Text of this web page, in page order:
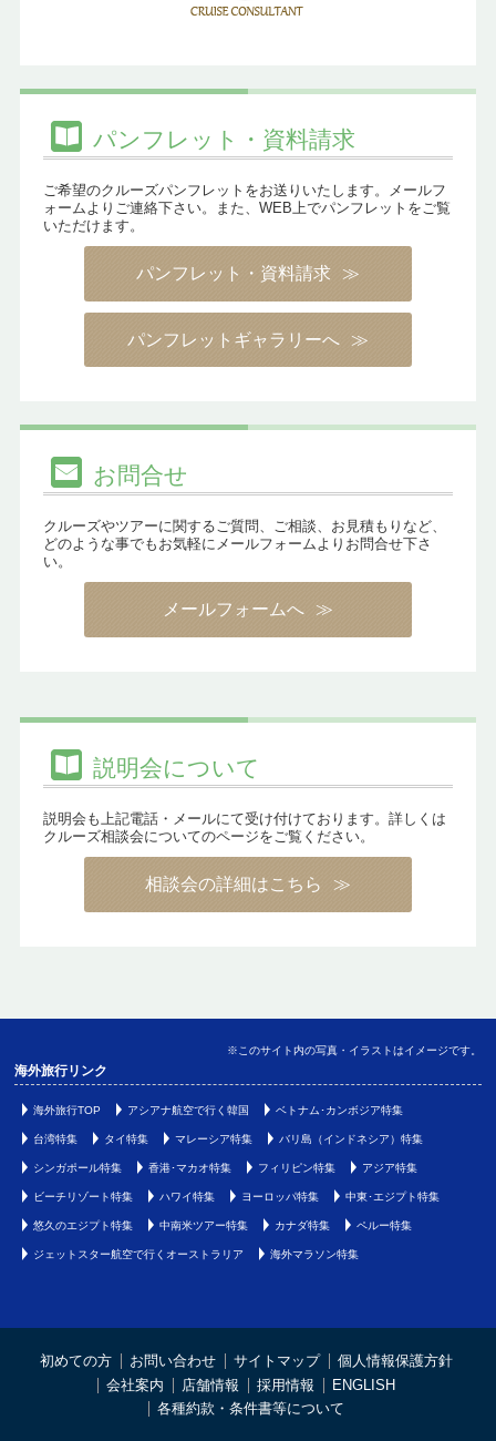
パンフレット・資料請求
ご希望のクルーズパンフレットをお送りいたします。メールフ
ォームよりご連絡下さい。また、WEB上でパンフレットをご覧
いただけます。
パンフレット・資料請求
パンフレットギャラリーへ
お問合せ
クルーズやツアーに関するご質問、ご相談、お見積もりなど、
どのような事でもお気軽にメールフォームよりお問合せ下さ
い。
メールフォームへ
説明会について
説明会も上記電話・メールにて受け付けております。詳しくは
クルーズ相談会についてのページをご覧ください。
相談会の詳細はこちら
※このサイト内の写真・イラストはイメージです。
海外旅行リンク
海外旅行TOP アシアナ航空で行く韓国 ベトナム･カンボジア特集
台湾特集 タイ特集 マレーシア特集 バリ島（インドネシア）特集
シンガポール特集 香港･マカオ特集 フィリピン特集 アジア特集
ビーチリゾート特集 ハワイ特集 ヨーロッパ特集 中東･エジプト特集
悠久のエジプト特集 中南米ツアー特集 カナダ特集 ペルー特集
ジェットスター航空で行くオーストラリア 海外マラソン特集
初めての方 お問い合わせ サイトマップ
個人情報保護方針
会社案内
店舗情報 採用情報
ENGLISH
各種約款・条件書等について